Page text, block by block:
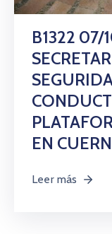
B1322 07/
EN
Leer más